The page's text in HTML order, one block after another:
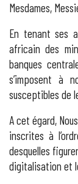
Mesdames,
En tenant ses
africain des
banques
s’imposent à
susceptibles de
A cet égard,
inscrites à
desquelles
digitalisation et